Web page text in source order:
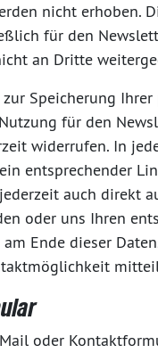
nicht erhoben.
für den
an Dritte
Speicherung Ihrer
für den
widerrufen. In
entsprechender
auch direkt
oder uns Ihren
Ende dieser
oder